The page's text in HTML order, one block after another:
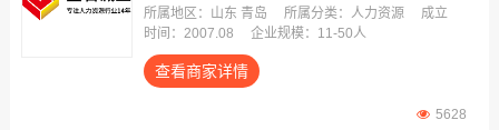
所属地区：山东 青岛 所属分类：人力资源
成立
时间：2007.08
企业规模：11-50人
查看商家详情
5628